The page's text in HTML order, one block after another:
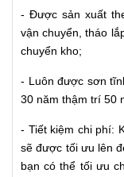
- Được sản xuất
vận chuyển, tháo
chuyển kho;
- Luôn được sơn
30 năm thậm trí 50
- Tiết kiệm chi phí:
sẽ được tối ưu lên
bạn có thể tối ưu